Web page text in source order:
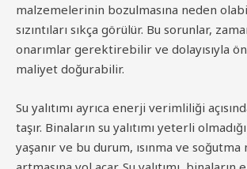
malzemelerinin bozulmasına neden
sızıntıları sıkça görülür. Bu sorunlar,
onarımlar gerektirebilir ve dolayısıyla
maliyet doğurabilir.
Su yalıtımı ayrıca enerji verimliliği
taşır. Binaların su yalıtımı yeterli
yaşanır ve bu durum, ısınma ve